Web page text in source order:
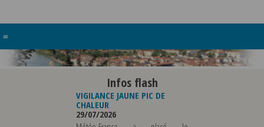
≡
Infos flash
VIGILANCE JAUNE PIC DE
CHALEUR
29/07/2026